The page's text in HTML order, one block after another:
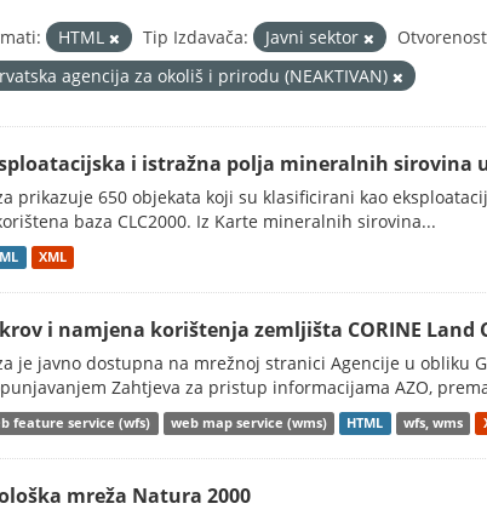
HTML Tip Izdavača: Javni sektor
agencija za okoliš i prirodu (NEAKTIVAN)
i istražna polja mineralnih sirovina
prikazuje 650 objekata koji su klasificirani kao
baza CLC2000. Iz Karte mineralnih sirovina...
XML
i namjena korištenja zemljišta CORINE Land
je javno dostupna na mrežnoj stranici Agencije u obliku
Zahtjeva za pristup informacijama AZO,
feature service (wfs) web map service (wms) HTML wfs, wms
mreža Natura 2000